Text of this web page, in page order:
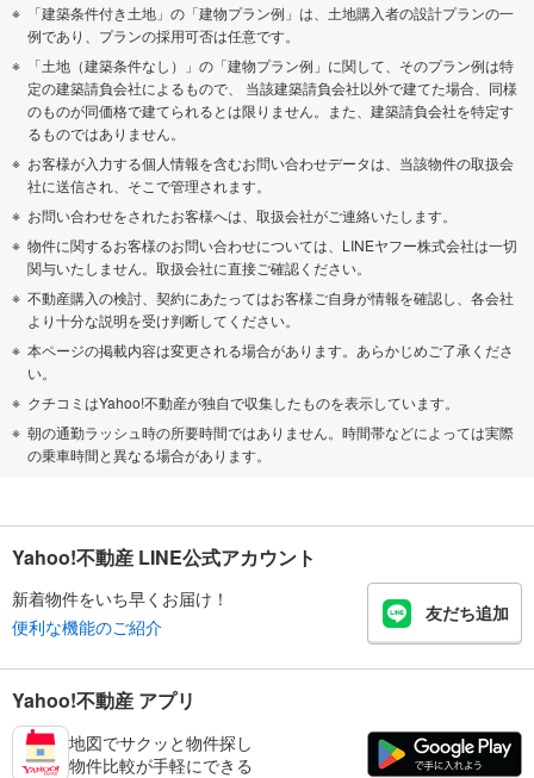
「建築条件付き土地」の「建物プラン例」は、土地購入者の設計プランの一
例であり、プランの採用可否は任意です。
「土地（建築条件なし）」の「建物プラン例」に関して、そのプラン例は特
定の建築請負会社によるもので、 当該建築請負会社以外で建てた場合、同様
のものが同価格で建てられるとは限りません。また、建築請負会社を特定す
るものではありません。
お客様が入力する個人情報を含むお問い合わせデータは、当該物件の取扱会
社に送信され、そこで管理されます。
お問い合わせをされたお客様へは、取扱会社がご連絡いたします。
物件に関するお客様のお問い合わせについては、LINEヤフー株式会社は一切
関与いたしません。取扱会社に直接ご確認ください。
不動産購入の検討、契約にあたってはお客様ご自身が情報を確認し、各会社
より十分な説明を受け判断してください。
本ページの掲載内容は変更される場合があります。あらかじめご了承くださ
い。
クチコミはYahoo!不動産が独自で収集したものを表示しています。
朝の通勤ラッシュ時の所要時間ではありません。時間帯などによっては実際
の乗車時間と異なる場合があります。
Yahoo!不動産 LINE公式アカウント
新着物件をいち早くお届け！
便利な機能のご紹介
友だち追加
Yahoo!不動産 アプリ
地図でサクッと物件探し
物件比較が手軽にできる